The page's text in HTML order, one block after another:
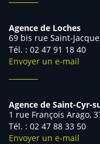
Agence de Loches
69 bis rue Saint-
Tél. : 02 47 91 18 40
Envoyer un e-mail
Agence de Saint-Cyr-
1 rue François Arago,
Tél. : 02 47 88 33 50
Envoyer un e-mail